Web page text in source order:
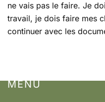
ne vais pas le faire. Je
travail, je dois faire mes
continuer avec les
MENÚ